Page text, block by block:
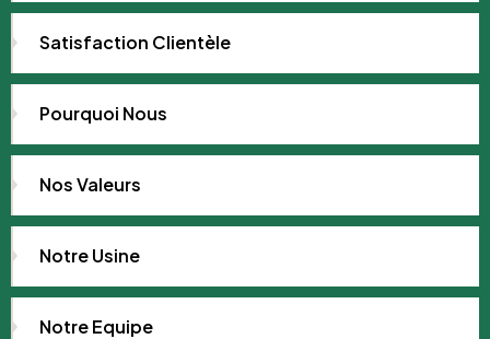
Satisfaction Clientèle
Pourquoi Nous
Nos Valeurs
Notre Usine
Notre Equipe